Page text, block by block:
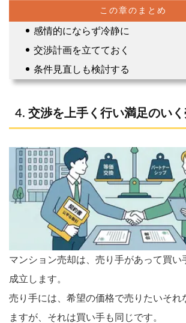
感情的にならず冷静に
交渉計画を立てておく
条件見直しも検討する
交渉を上手く行い満足のい
マンション売却は、売り手があって買い
成立します。
売り手には、希望の価格で売りたいそれ
ますが、それは買い手も同じです。